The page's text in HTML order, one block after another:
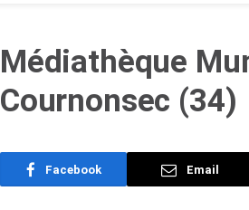
Médiathèque
Cournonsec (34)
Facebook Email